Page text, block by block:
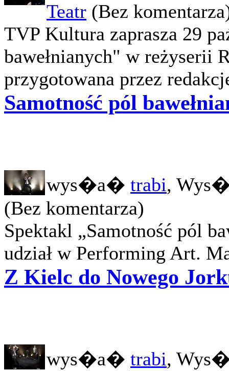
Teatr (Bez
TVP Kultura zaprasza 29
bawełnianych" w reżyserii
przygotowana przez
Samotność pól
wys�a� trabi,
(Bez komentarza)
Spektakl „Samotność pól
udział w Performing Art.
Z Kielc do Nowego
wys�a� trabi,